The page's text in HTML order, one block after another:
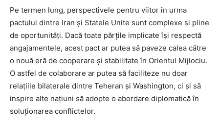
Pe termen lung, perspectivele pentru viitor în urma
pactului dintre Iran și Statele Unite sunt complexe și pline
de oportunități. Dacă toate părțile implicate își respectă
angajamentele, acest pact ar putea să paveze calea către
o nouă eră de cooperare și stabilitate în Orientul Mijlociu.
O astfel de colaborare ar putea să faciliteze nu doar
relațiile bilaterale dintre Teheran și Washington, ci și să
inspire alte națiuni să adopte o abordare diplomatică în
soluționarea conflictelor.